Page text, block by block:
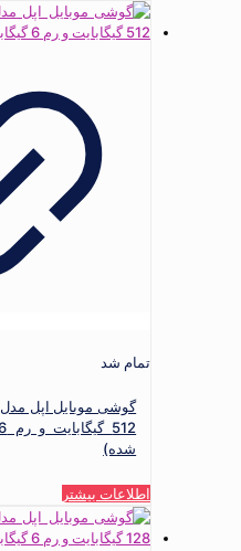
تمام شد
شده)
اطلاعات بیشتر